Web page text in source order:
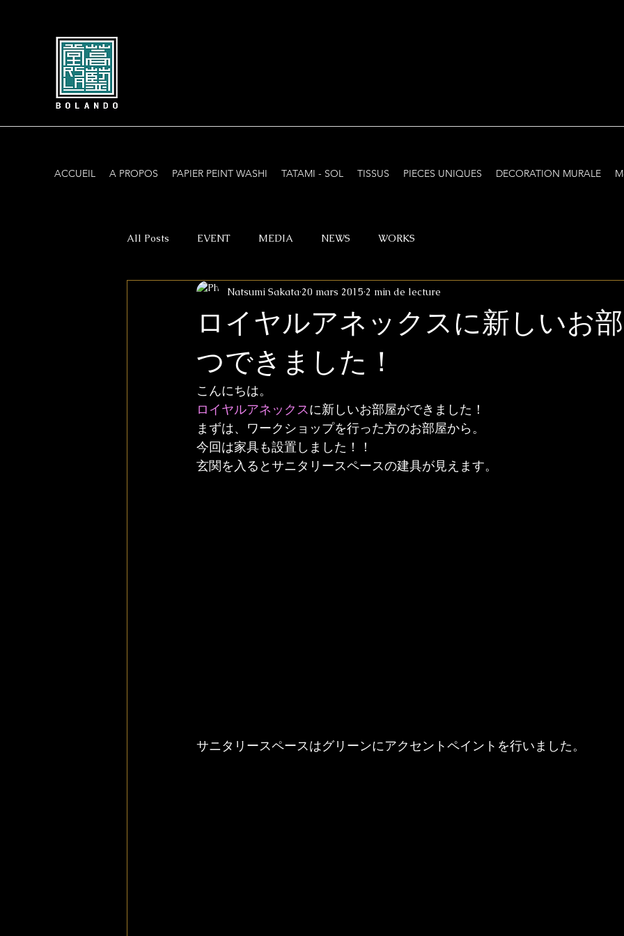
ACCUEIL A PROPOS PAPIER PEINT WASHI TATAMI - SOL TISSUS PIECES UNIQUES DECORATION MURALE
All Posts EVENT MEDIA NEWS WORKS
ロイヤルアネックスに新しいお
つできました！
Natsumi Sakata 20 mars 2015 2 min de lecture
こんにちは。
ロイヤルアネックスに新しいお部屋ができました！
まずは、ワークショップを行った方のお部屋から。
今回は家具も設置しました！！
玄関を入るとサニタリースペースの建具が見えます。
サニタリースペースはグリーンにアクセントペイントを行いました。